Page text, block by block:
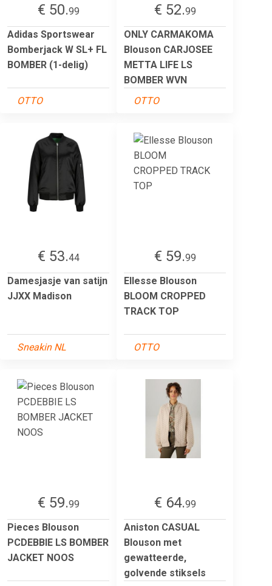
€ 50.99
Adidas Sportswear
Bomberjack W SL+ FL
BOMBER (1-delig)
OTTO
€ 52.99
ONLY CARMAKOMA
Blouson CARJOSEE
METTA LIFE LS
BOMBER WVN
OTTO
€ 53.44
Damesjasje van satijn
JJXX Madison
Sneakin NL
€ 59.99
Ellesse Blouson
BLOOM CROPPED
TRACK TOP
OTTO
€ 59.99
Pieces Blouson
PCDEBBIE LS BOMBER
JACKET NOOS
€ 64.99
Aniston CASUAL
Blouson met
gewatteerde,
golvende stiksels